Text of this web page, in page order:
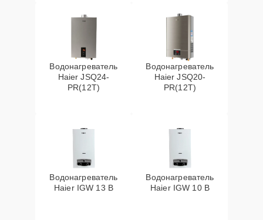
Водонагреватель
Haier JSQ24-
PR(12T)
Водонагреватель
Haier JSQ20-
PR(12T)
Водонагреватель
Haier IGW 13 B
Водонагреватель
Haier IGW 10 B